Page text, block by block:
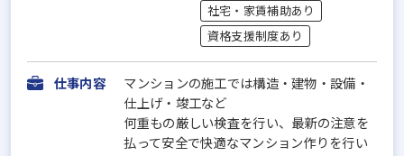
社宅・家賃補助あり
資格支援制度あり
仕事内容
マンションの施工では構造・建物・設備・
仕上げ・竣工など
何重もの厳しい検査を行い、最新の注意を
払って安全で快適なマンション作りを行い